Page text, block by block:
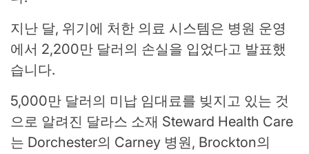
지난 달, 위기에 처한 의료 시스템은 병원 운영
에서 2,200만 달러의 손실을 입었다고 발표했
습니다.
5,000만 달러의 미납 임대료를 빚지고 있는 것
으로 알려진 달라스 소재 Steward Health Care
는 Dorchester의 Carney 병원, Brockton의